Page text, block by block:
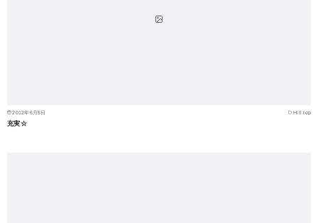
2012年6月5日 Hill top
充実☆